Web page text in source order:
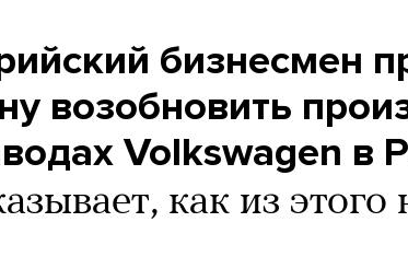
бизнесмен
возобновить
Volkswagen в
как из